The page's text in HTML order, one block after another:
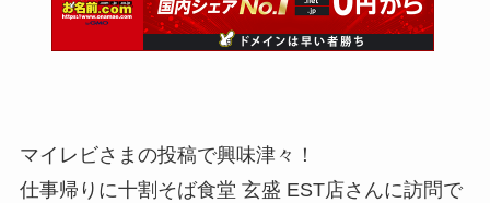
マイレビさまの投稿で興味津々！
仕事帰りに十割そば食堂 玄盛 EST店さんに訪問で